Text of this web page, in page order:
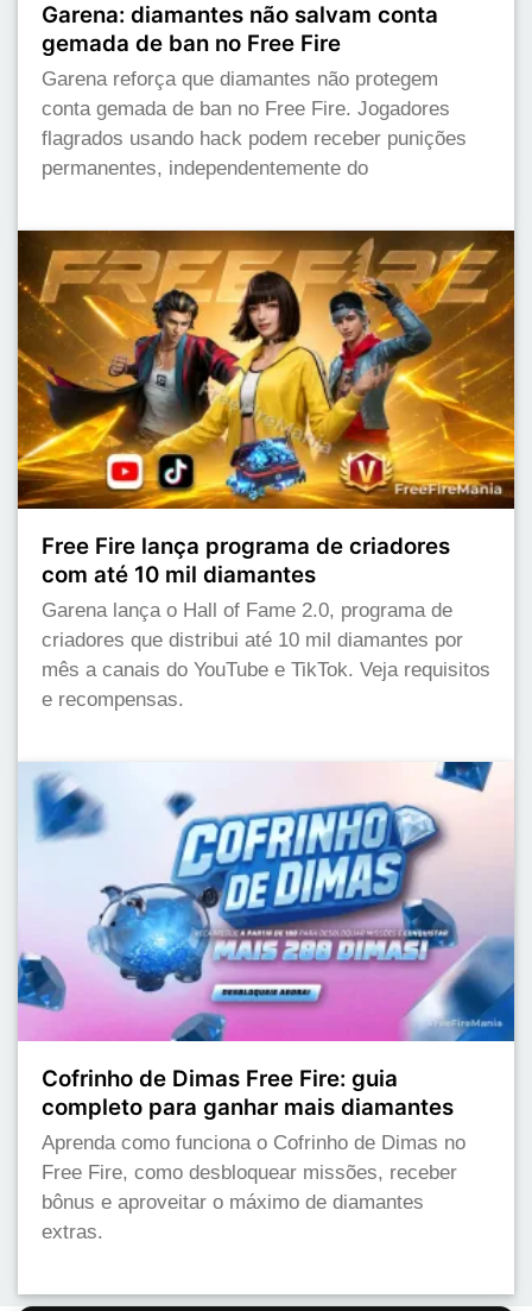
Garena: diamantes não salvam conta
gemada de ban no Free Fire
Garena reforça que diamantes não protegem
conta gemada de ban no Free Fire. Jogadores
flagrados usando hack podem receber punições
permanentes, independentemente do
Free Fire lança programa de criadores
com até 10 mil diamantes
Garena lança o Hall of Fame 2.0, programa de
criadores que distribui até 10 mil diamantes por
mês a canais do YouTube e TikTok. Veja requisitos
e recompensas.
Cofrinho de Dimas Free Fire: guia
completo para ganhar mais diamantes
Aprenda como funciona o Cofrinho de Dimas no
Free Fire, como desbloquear missões, receber
bônus e aproveitar o máximo de diamantes
extras.